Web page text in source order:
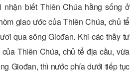
biết Thiên Chúa hằng sống ở
giao ước của Thiên Chúa, chủ tể
qua sông Giođan. Khi các thầy tư
Thiên Chúa, chủ tể địa cầu, vừa
Giođan, thì nước phía dưới tiếp tục